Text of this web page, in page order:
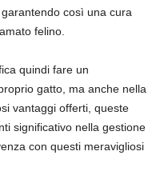
così una cura
felino.
quindi fare un
gatto, ma anche nella
vantaggi offerti, queste
significativo nella gestione
con questi meravigliosi